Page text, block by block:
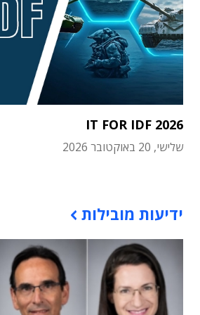
IT FOR IDF 2026
שלישי, 20 באוקטובר 2026
ידיעות מובילות